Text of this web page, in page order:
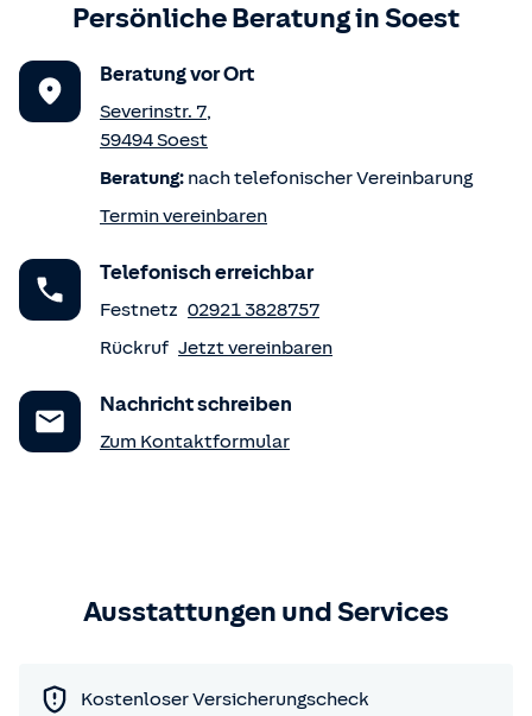
Persönliche Beratung inSoest
Beratung vor Ort
Severinstr. 7,
59494Soest
Beratung: nach telefonischer Vereinbarung
Termin vereinbaren
Telefonisch erreichbar
Festnetz 02921 3828757
Rückruf Jetzt vereinbaren
Nachricht schreiben
Zum Kontaktformular
Ausstattungen und Services
Kostenloser Versicherungscheck